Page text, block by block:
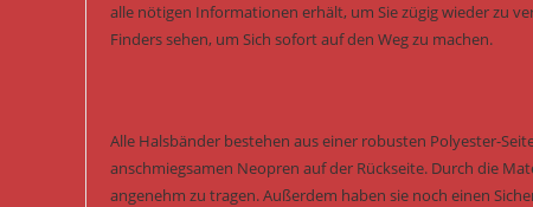
alle nötigen Informationen erhält, um Sie zügig wieder zu
Finders sehen, um Sich sofort auf den Weg zu machen.
Alle Halsbänder bestehen aus einer robusten Polyester-
anschmiegsamen Neopren auf der Rückseite. Durch die
angenehm zu tragen. Außerdem haben sie noch einen